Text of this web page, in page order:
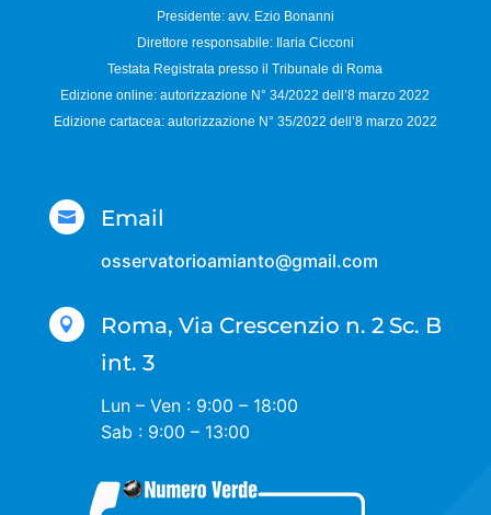
Presidente: avv. Ezio Bonanni
Direttore responsabile:
Ilaria Cicconi
Testata Registrata presso il Tribunale di Roma
Edizione online: autorizzazione N°34/2022 dell’8 marzo 2022
Edizione cartacea: autorizzazione N° 35/2022 dell’8 marzo 2022
 Email
osservatorioamianto@gmail.com

Roma, Via Crescenzio n. 2 Sc. B
int. 3
Lun – Ven : 9:00 – 18:00
Sab : 9:00 – 13:00